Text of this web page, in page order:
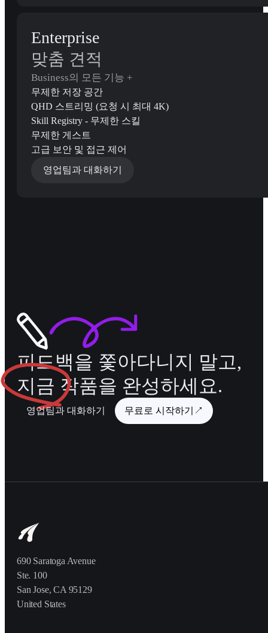
Enterprise
맞춤 견적
Business의 모든 기능 +
무제한 저장 공간
QHD 스트리밍 (요청 시 최대 4K)
Skill Registry - 무제한 스킬
무제한 게스트
고급 보안 및 접근 제어
영업팀과 대화하기
피드백을 쫓아다니지 말고,
지금 작품을 완성하세요.
영업팀과 대화하기 무료로 시작하기 ↗
690 Saratoga Avenue
Ste. 100
San Jose, CA 95129
United States